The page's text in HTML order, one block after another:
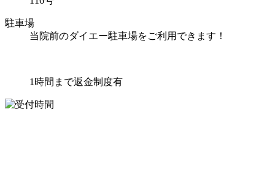
駐車場
当院前のダイエー駐車場をご利用できます！
1時間まで返金制度有